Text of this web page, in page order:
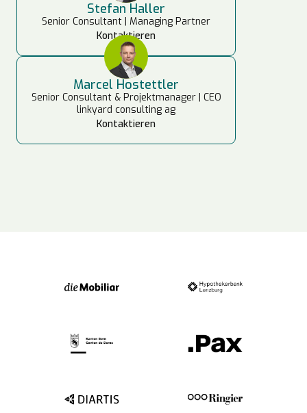
Stefan Haller
Senior Consultant | Managing Partner
Kontaktieren
Marcel Hostettler
Senior Consultant & Projektmanager | CEO
linkyard consulting ag
Kontaktieren